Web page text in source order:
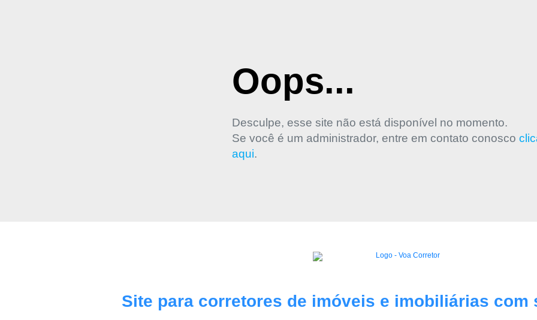
Oops...
Desculpe, esse site não está disponível no momento.
Se você é um administrador, entre em contato conosco
aqui.
Site para corretores de imóveis e imobiliárias com